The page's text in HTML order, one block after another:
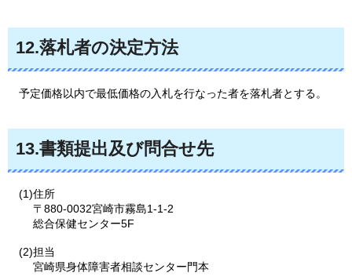
12.落札者の決定方法
予定価格以内で最低価格の入札を行なった者を落札者とする。
13.書類提出及び問合せ先
(1)住所
〒880-0032宮崎市霧島1-1-2
総合保健センター5F
(2)担当
宮崎県身体障害者相談センター門本